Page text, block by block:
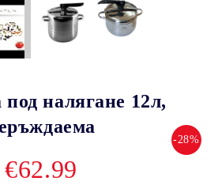
налягане 12л,
-28%
€62.99